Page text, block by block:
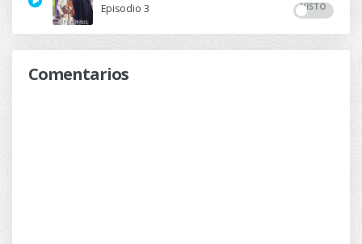
Episodio 3
VISTO
Isekai no Sata wa Shachiku Shidai
Comentarios